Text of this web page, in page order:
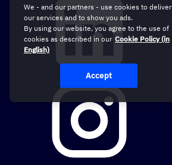
We - and our partners - use cookies to deliver
our services and to show you ads.
By using our website, you agree to the use of
cookies as described in our Cookie Policy (in
English)
Accept